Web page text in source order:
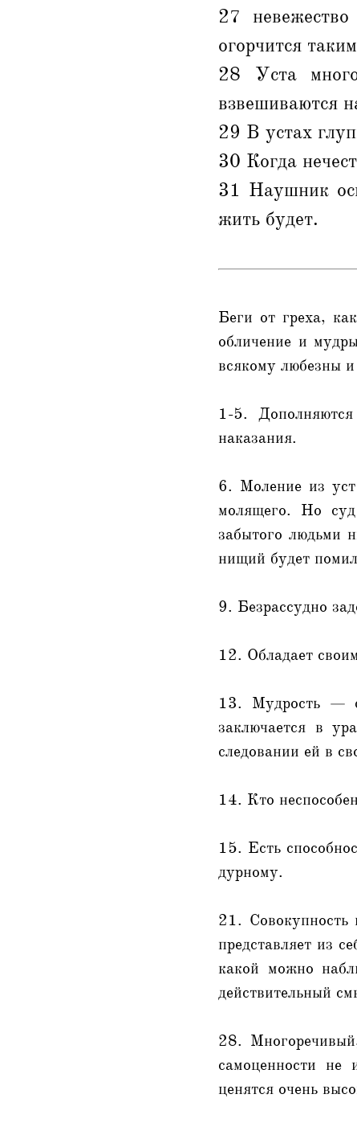
27
огорчится
28 Уста
взвешиваются
29 В устах
30 Когда
31 Наушник
жить будет.
Беги от греха,
обличение и
всякому любезны
1-5.
наказания.
6. Моление из
молящего. Но
забытого людьми
нищий будет
9. Безрассудно
12. Обладает
13. Мудрость —
заключается в
следовании ей в
14. Кто
15. Есть
дурному.
21. Совокупность
представляет из
какой можно
действительный
28.
самоценности
ценятся очень